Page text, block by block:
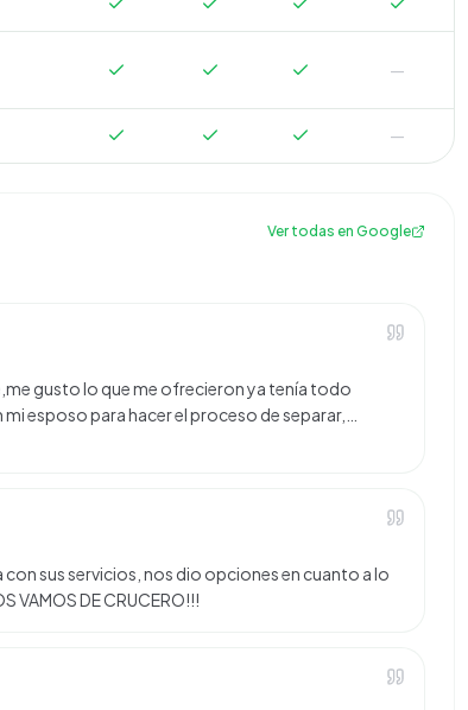
—
—
Ver todas en Google
gusto lo que me ofrecieron ya tenía todo
esposo para hacer el proceso de separar,…
sus servicios, nos dio opciones en cuanto a lo
DE CRUCERO!!!